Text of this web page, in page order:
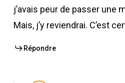
j’avais peur de passer une
Mais, j’y reviendrai. C’est
Répondre